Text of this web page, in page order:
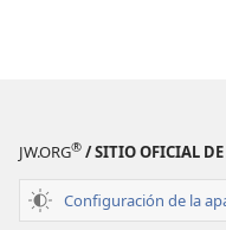
JW.ORG® / SITIO OFICIAL DE
Configuración de la